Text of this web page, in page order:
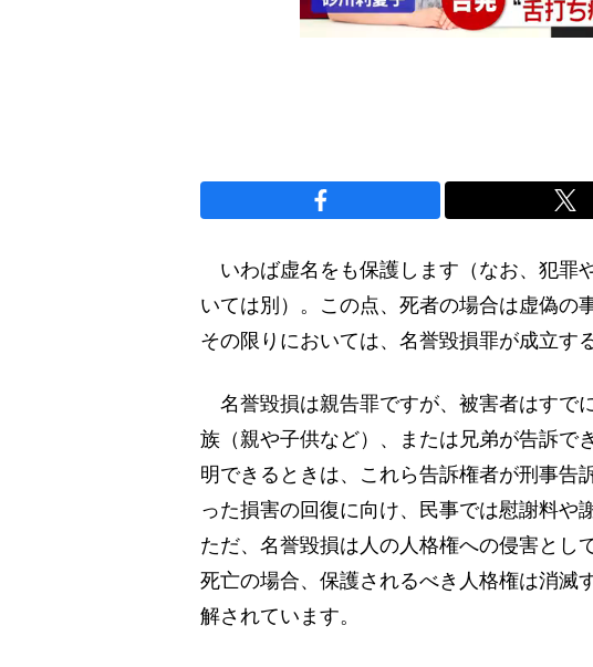
いわば虚名をも保護します（なお、犯罪
いては別）。この点、死者の場合は虚偽の
その限りにおいては、名誉毀損罪が成立す
名誉毀損は親告罪ですが、被害者はすで
族（親や子供など）、または兄弟が告訴で
明できるときは、これら告訴権者が刑事告
った損害の回復に向け、民事では慰謝料や
ただ、名誉毀損は人の人格権への侵害とし
死亡の場合、保護されるべき人格権は消滅
解されています。